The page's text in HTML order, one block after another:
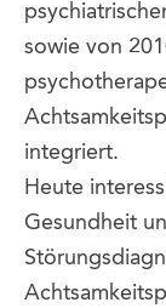
sowie von
integriert.
Heute
Gesundheit